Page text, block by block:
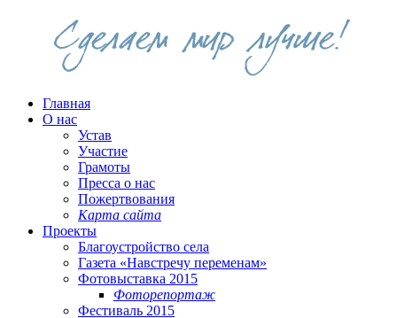
Главная
О нас
Устав
Участие
Грамоты
Пресса о нас
Пожертвования
Карта сайта
Проекты
Благоустройство села
Газета «Навстречу переменам»
Фотовыставка 2015
Фоторепортаж
Фестиваль 2015